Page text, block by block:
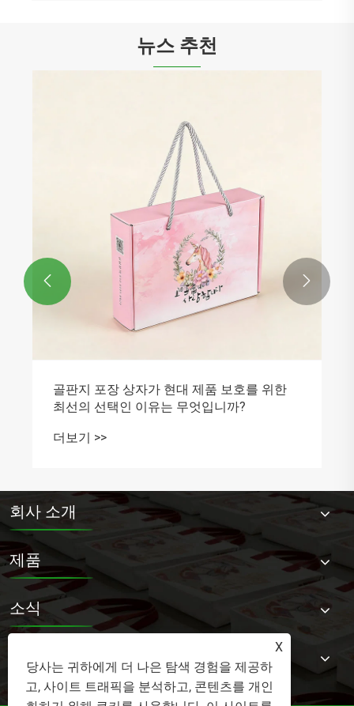
뉴스 추천
골판지 포장 상자가 현대 제품 보호를 위한
최선의 선택인 이유는 무엇입니까?
더보기 >>
 
회사 소개
제품
소식
X
당사는 귀하에게 더 나은 탐색 경험을 제공하
고, 사이트 트래픽을 분석하고, 콘텐츠를 개인